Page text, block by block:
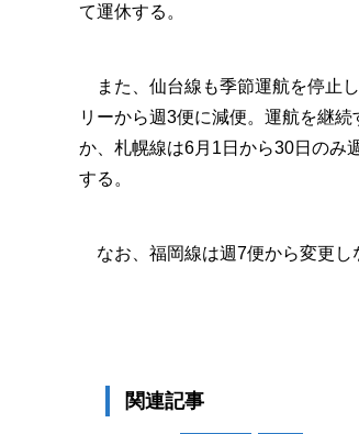
て運休する。
また、仙台線も季節運航を停止
リーから週3便に減便。運航を継
か、札幌線は6月1日から30日のみ
する。
なお、福岡線は週7便から変更し
関連記事